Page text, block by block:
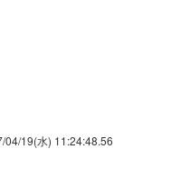
04/19(水) 11:24:48.56